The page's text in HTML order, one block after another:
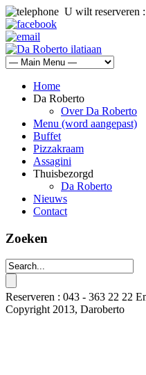
U wilt reserveren
Home
Da Roberto
Over Da Roberto
Menu (word aangepast)
Buffet
Pizzakraam
Assagini
Thuisbezorgd
Da Roberto
Nieuws
Contact
Zoeken
Reserveren : 043 - 363 22 22
Copyright 2013, Daroberto